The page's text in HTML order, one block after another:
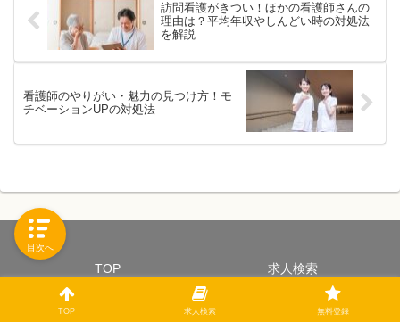
訪問看護がきつい！ほかの看護師さんの
理由は？平均年収やしんどい時の対処法
を解説
看護師のやりがい・魅力の見つけ方！モ
チベーションUPの対処法
TOP
求人検索
プライバシーポリシー
TOP 求人検索 無料登録
目次へ